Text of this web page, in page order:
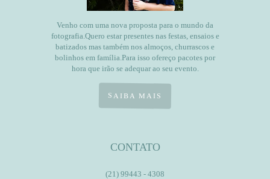
Venho com uma nova proposta para o mundo da
fotografia.Quero estar presentes nas festas, ensaios e
batizados mas também nos almoços, churrascos e
bolinhos em família.Para isso ofereço pacotes por
hora que irão se adequar ao seu evento.
SAIBA MAIS
CONTATO
(21) 99443 - 4308